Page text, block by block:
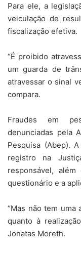
Para ele, a
veiculação de
fiscalização efetiva.
“É proibido
um guarda de
atravessar o sinal
compara.
Fraudes em
denunciadas pela
Pesquisa (Abep).
registro na
responsável,
questionário e a
“Mas não tem uma
quanto à
Jonatas Moreth.